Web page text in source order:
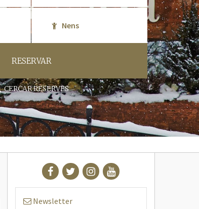
RESERVAR
CERCAR RESERVES
Newsletter